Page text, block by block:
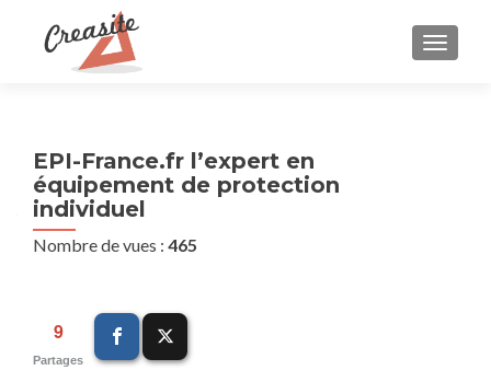
EPI-France.fr l’expert en
équipement de protection
individuel
Nombre de vues : 465
9
Partages